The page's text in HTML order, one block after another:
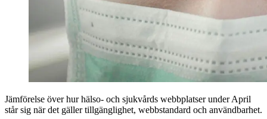
Jämförelse över hur hälso- och sjukvårds webbplatser under April
står sig när det gäller tillgänglighet, webbstandard och användbarhet.